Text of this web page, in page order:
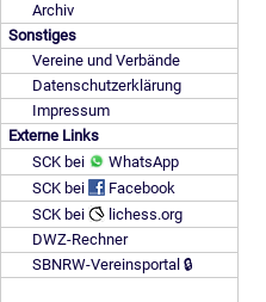
Archiv
Sonstiges
Vereine und Verbände
Datenschutzerklärung
Impressum
Externe Links
SCK bei
WhatsApp
SCK bei
Facebook
SCK bei
lichess.org
DWZ-Rechner
SBNRW-Vereinsportal 🔒